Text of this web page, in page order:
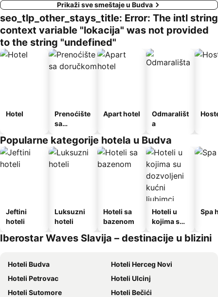
Prikaži sve smeštaje u Budva
seo_tlp_other_stays_title: Error: The intl string
context variable "lokacija" was not provided
to the string "undefined"
Hotel
Prenoćište
sa
Apart hotel
Odmarališt
a
Popularne kategorije hotela u Budva
Jeftini
hoteli
Luksuzni
hoteli
Hoteli sa
bazenom
Hoteli u
kojima su
kućni
Spa
Iberostar Waves Slavija – destinacije u blizini
Hoteli Budva
Hoteli Herceg Novi
Hoteli Petrovac
Hoteli Ulcinj
Hoteli Sutomore
Hoteli Bečići